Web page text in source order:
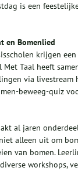
is een
en Bomenlied
krijgen
Taal heeft
via
beweeg-quiz
al jaren
alleen uit om
van bomen.
workshops,